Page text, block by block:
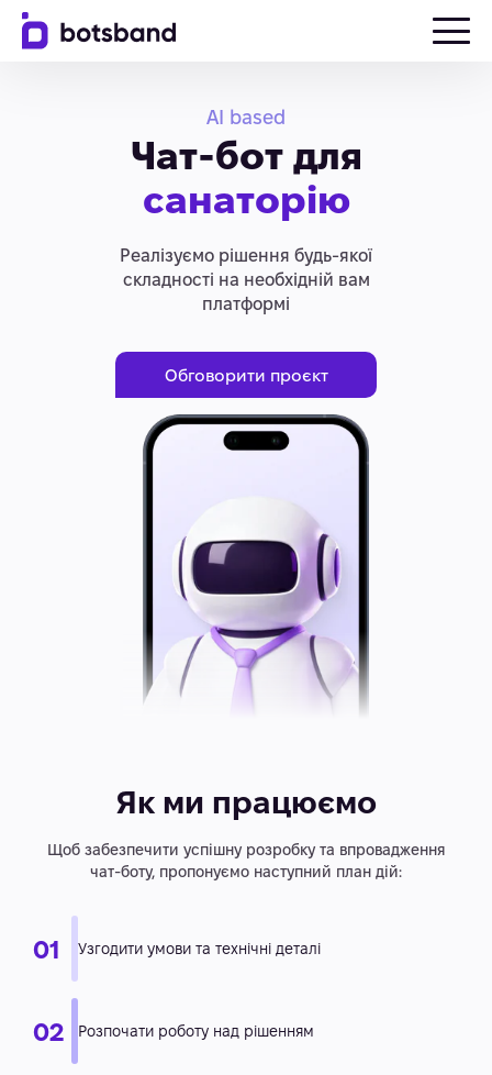
AI based
Чат-бот для
санаторію
Реалізуємо рішення будь-якої
складності на необхідній вам
платформі
Обговорити проєкт
Як ми працюємо
Щоб забезпечити успішну розробку та впровадження
чат-боту, пропонуємо наступний план дій: